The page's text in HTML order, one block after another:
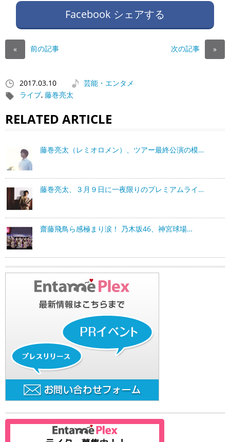
Facebook シェアする
« 前の記事 次の記事 »
2017.03.10
芸能・エンタメ
ライブ, 藤巻亮太
RELATED ARTICLE
藤巻亮太（レミオロメン）、ツアー最終公演の模…
藤巻亮太、３月９日に一夜限りのプレミアムライ…
齋藤飛鳥ら感極まり涙！ 乃木坂46、神宮球場…